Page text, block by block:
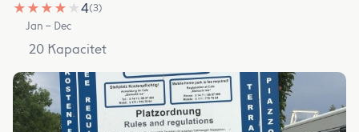
★ ★ ★ ★ ★4(3)
Jan – Dec
20 Kapacitet